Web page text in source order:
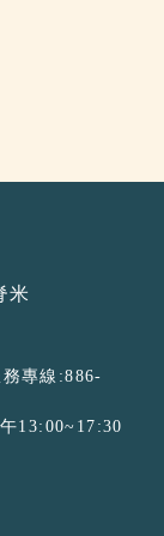
ㅤ
專線:886-
13:00~17:30